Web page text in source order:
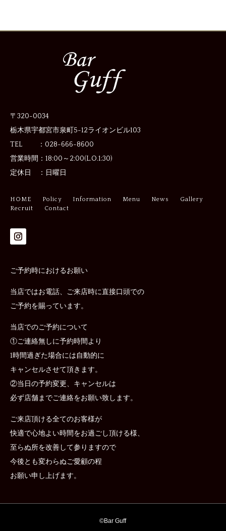
〒320-0034
栃木県宇都宮市泉町5-12ライオンビル103
TEL ：028-666-8600
営業時間： 18:00～2:00(L.O.1:30)
定休日 ： 日曜日
HOME Policy Information Menu News
Gallery
Recruit
Contact
ご予約時におけるお願い
当店ではお電話、ご来店時に直接口頭での
ご予約を賜っています。
当店でのご予約について
①ご連絡無しに予約時間より
1時間過ぎた場合には自動的に
キャンセルさせて頂きます。
②当日の予約変更、キャンセルは
必ず店舗までご連絡をお願い致します。
ご来店頂ける全てのお客様が
快適で心地よい時間をお過ごし頂ける様、
至らぬ所を改善して参りますので
今後とも変わらぬご愛顧の程
お願い申し上げます。
©︎Bar Guff